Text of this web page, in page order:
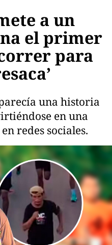
a un
el primer
para
una historia
en una
redes sociales.